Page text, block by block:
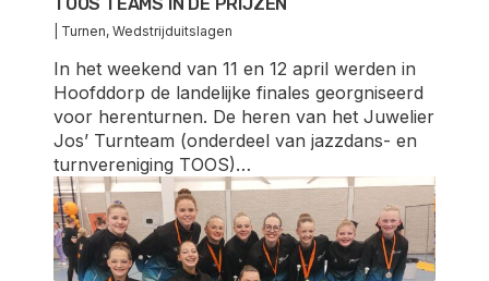
TOOS TEAMS IN DE PRIJZEN
Turnen, Wedstrijduitslagen
In het weekend van 11 en 12 april werden in
Hoofddorp de landelijke finales georgniseerd
voor herenturnen. De heren van het Juwelier
Jos’ Turnteam (onderdeel van jazzdans- en
turnvereniging TOOS)…